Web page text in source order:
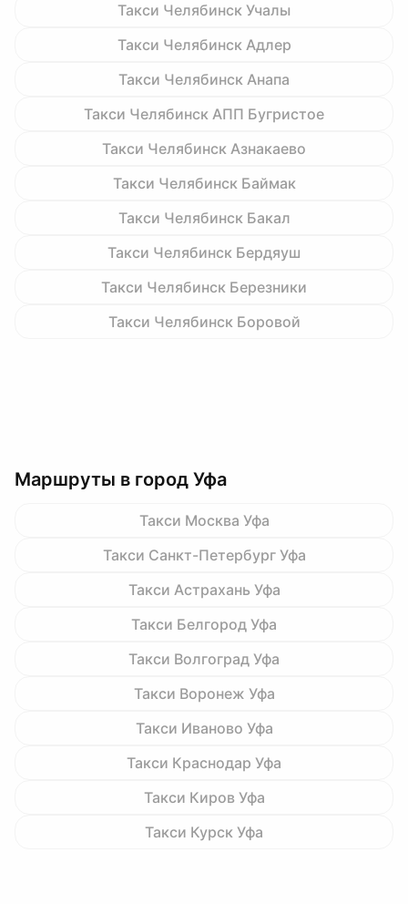
Такси Челябинск Учалы
Такси Челябинск Адлер
Такси Челябинск Анапа
Такси Челябинск АПП Бугристое
Такси Челябинск Азнакаево
Такси Челябинск Баймак
Такси Челябинск Бакал
Такси Челябинск Бердяуш
Такси Челябинск Березники
Такси Челябинск Боровой
Маршруты в город Уфа
Такси Москва Уфа
Такси Санкт-Петербург Уфа
Такси Астрахань Уфа
Такси Белгород Уфа
Такси Волгоград Уфа
Такси Воронеж Уфа
Такси Иваново Уфа
Такси Краснодар Уфа
Такси Киров Уфа
Такси Курск Уфа